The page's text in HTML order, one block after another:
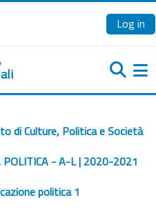
Log in
di Culture, Politica e Società
POLITICA - A-L | 2020-2021
politica 1